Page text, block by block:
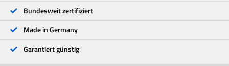
Bundesweit zertifiziert
Made in Germany
Garantiert günstig